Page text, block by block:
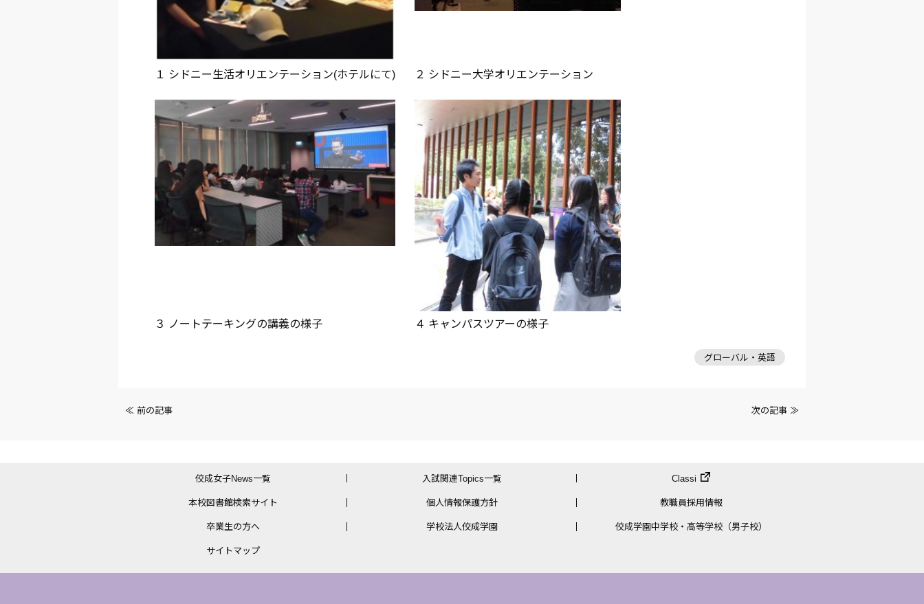
１ シドニー生活オリエンテーション(ホテルにて) ２ シドニー大学オリエンテーション
３ ノートテーキングの講義の様子 ４ キャンパスツアーの様子
グローバル・英語
前
≪ 前の記事 次の記事 ≫
佼成女子News一覧 入試関連Topics一覧 Classi
本校図書館検索サイト 個人情報保護方針 教職員採用情報
卒業生の方へ 学校法人佼成学園 佼成学園中学校・高等学校（男子校）
サイトマップ